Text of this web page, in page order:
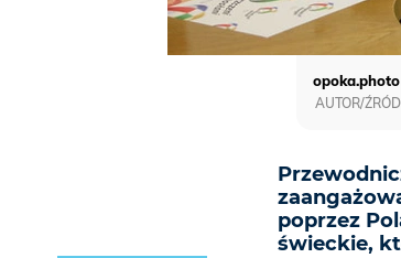
poprzez
świeckie,
opoka.photo
AUTOR/